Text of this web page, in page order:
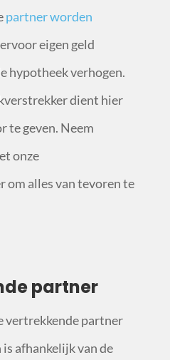
partner worden
eigen geld
hypotheek verhogen.
dient hier
te geven. Neem
onze
om alles van tevoren te
partner
vertrekkende partner
afhankelijk van de